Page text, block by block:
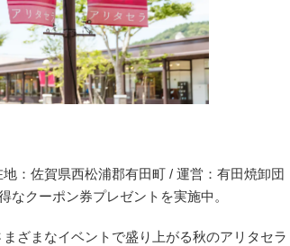
：佐賀県西松浦郡有田町 / 運営：有田焼卸団
なクーポン券プレゼントを実施中。
ざまなイベントで盛り上がる秋のアリタセラ